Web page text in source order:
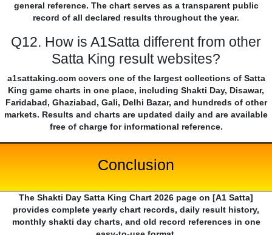
general reference. The chart serves as a transparent public
record of all declared results throughout the year.
Q12. How is A1Satta different from other
Satta King result websites?
a1sattaking.com covers one of the largest collections of Satta
King game charts in one place, including Shakti Day, Disawar,
Faridabad, Ghaziabad, Gali, Delhi Bazar, and hundreds of other
markets. Results and charts are updated daily and are available
free of charge for informational reference.
Conclusion
The Shakti Day Satta King Chart 2026 page on [A1 Satta]
provides complete yearly chart records, daily result history,
monthly shakti day charts, and old record references in one